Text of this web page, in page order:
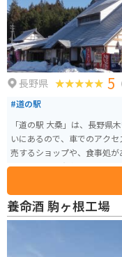
長野県 5
#道の駅
「道の駅 大桑」は、長野県
いにあるので、車でのアクセスが便利です。 道の
売するショップや、食事処
の産地として有名で、道の
す。名物は、木曽牛や、山菜を使
る場合、道の駅には広い駐
道沿いの道の駅なので、ツーリ
は、木曽五木で有名な森林
温泉」など、観光スポット
養命酒 駒ヶ根工場